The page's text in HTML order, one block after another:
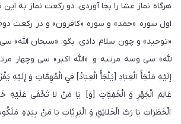
هرگاه نماز عشا را بجا آوردى، دو ركعت نماز به
اول سوره «حمد» و سوره «كافرون» و در ركعت
«توحيد» و چون سلام دادى، بگو: «سبحان اللّه»
للّه» سى وسه مرتبه و «اللّه اكبر» سى وچهار
إِلَيْهِ مَلْجَأُ الْعِبَادِ [يَلْجَأُ الْعِبَادُ] فِي الْمُهِمَّاتِ وَ إِلَيْهِ
عَالِمَ الْجَهْرِ وَ الْخَفِيَّاتِ [وَ] يَا مَنْ لا تَخْفَى عَلَيْهِ
الْخَطَرَاتِ يَا رَبَّ الْخَلائِقِ وَ الْبَرِيَّاتِ يَا مَنْ بِيَدِهِ